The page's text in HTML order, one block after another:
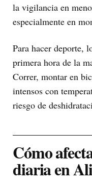
la vigilancia en
especialmente en
Para hacer deporte,
primera hora de la
Correr, montar en
intensos con
riesgo de
Cómo
diaria en